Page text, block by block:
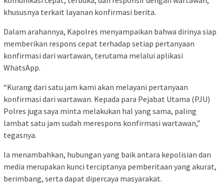
khususnya terkait layanan konfirmasi berita.
Dalam arahannya, Kapolres menyampaikan bahwa dirinya siap
memberikan respons cepat terhadap setiap pertanyaan
konfirmasi dari wartawan, terutama melalui aplikasi
WhatsApp.
“Kurang dari satu jam kami akan melayani pertanyaan
konfirmasi dari wartawan. Kepada para Pejabat Utama (PJU)
Polres juga saya minta melakukan hal yang sama, paling
lambat satu jam sudah merespons konfirmasi wartawan,”
tegasnya.
Ia menambahkan, hubungan yang baik antara kepolisian dan
media merupakan kunci terciptanya pemberitaan yang akurat,
berimbang, serta dapat dipercaya masyarakat.